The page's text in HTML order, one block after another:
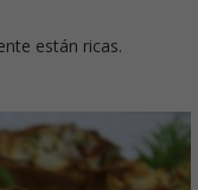
están ricas.